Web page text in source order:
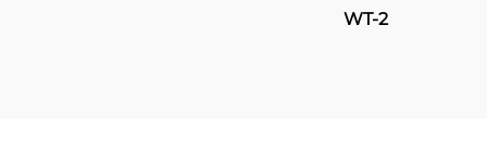
WT-2